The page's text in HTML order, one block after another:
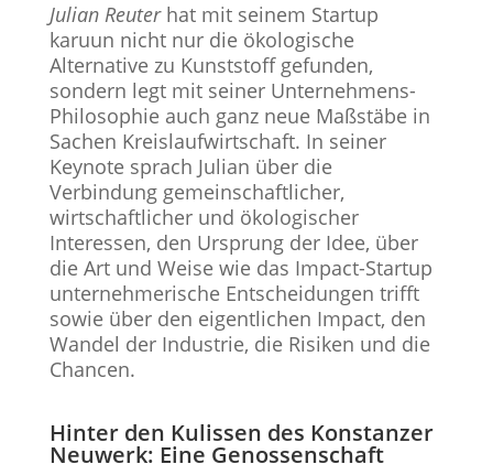
Julian Reuterhat mit seinem Startup
karuun nicht nur die ökologische
Alternative zu Kunststoff gefunden,
sondern legt mit seiner Unternehmens-
Philosophie auch ganz neue Maßstäbe in
Sachen Kreislaufwirtschaft. In seiner
Keynote sprach Julian über die
Verbindung gemeinschaftlicher,
wirtschaftlicher und ökologischer
Interessen, den Ursprung der Idee, über
die Art und Weise wie das Impact-Startup
unternehmerische Entscheidungen trifft
sowie über den eigentlichen Impact, den
Wandel der Industrie, die Risiken und die
Chancen.
Hinter den Kulissen des Konstanzer
Neuwerk: Eine Genossenschaft